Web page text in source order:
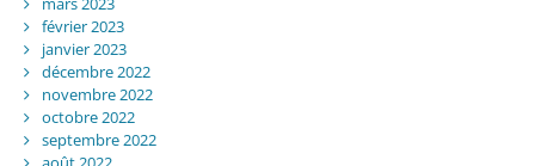
février 2023
janvier 2023
décembre 2022
novembre 2022
octobre 2022
septembre 2022